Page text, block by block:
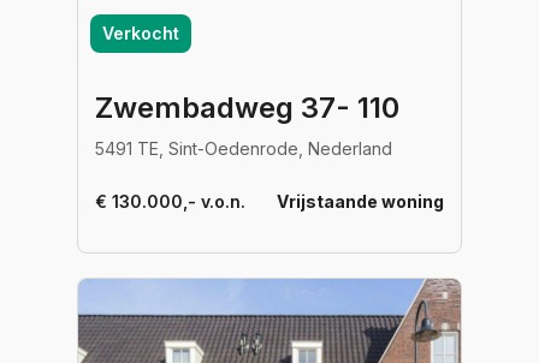
Verkocht
Zwembadweg 37- 110
5491 TE, Sint-Oedenrode, Nederland
€ 130.000,- v.o.n. Vrijstaande woning